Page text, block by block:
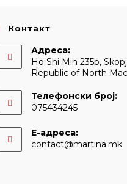
Контакт
Адреса:
Ho Shi Min 235b,
Republic of North
Телефонски број:
075434245
Е-адреса:
contact@martina.mk